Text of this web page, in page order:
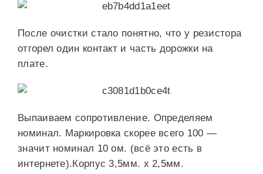
После очистки стало понятно, что у резистора
отгорел один контакт и часть дорожки на
плате.
Выпаиваем сопротивление. Определяем
номинал. Маркировка скорее всего 100 —
значит номинал 10 ом. (всё это есть в
интернете).Корпус 3,5мм. х 2,5мм.